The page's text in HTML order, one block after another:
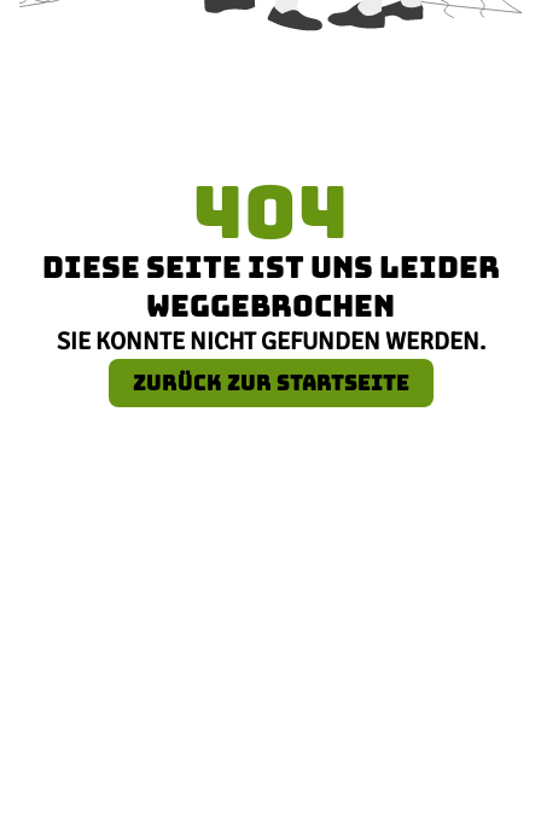
404
DIESE SEITE IST UNS LEIDER
WEGGEBROCHEN
SIE KONNTE NICHT GEFUNDEN WERDEN.
ZURÜCK ZUR STARTSEITE